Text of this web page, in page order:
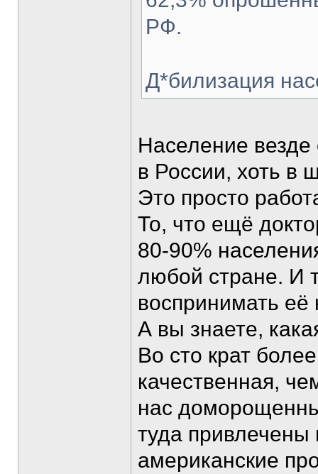
РФ.
Д*билизация
Население везде
в России, хоть в
Это просто
То, что ещё
80-90%
любой стране. И
воспринимать её
А вы знаете,
Во сто крат
качественная,
нас
туда привлечены
американские